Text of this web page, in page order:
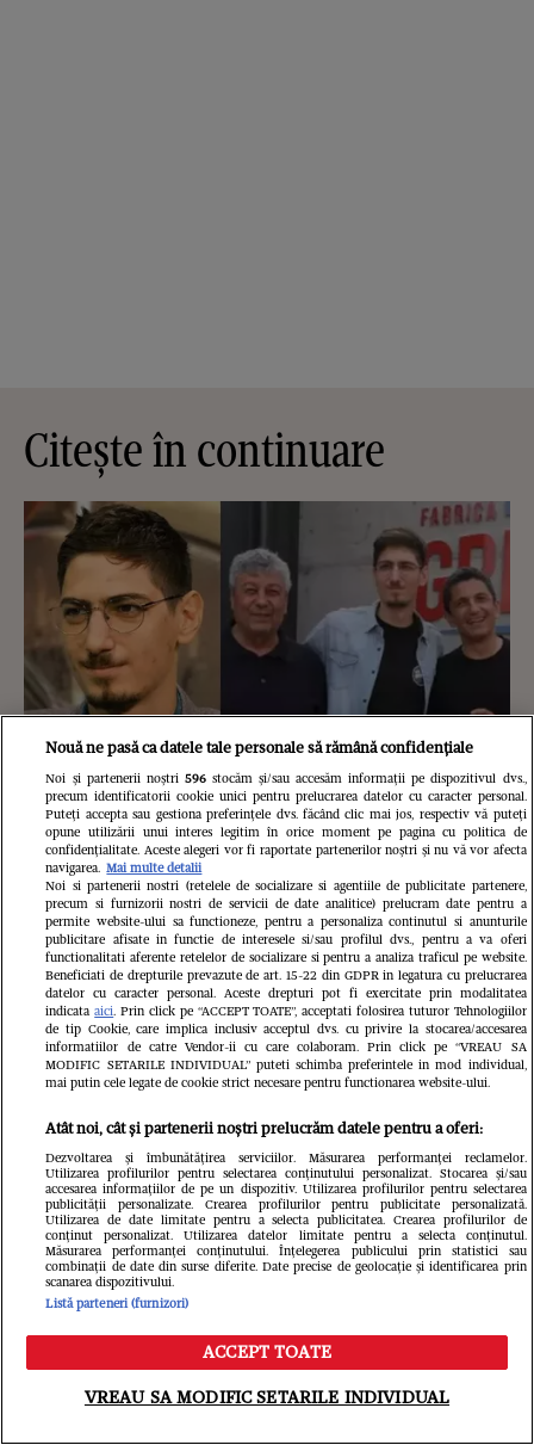
Citește în continuare
Nepotul lui Mircea Lucescu,
mărturisiri emoționante despre
bunicul său, la trei luni de la moartea
marelui antrenor: „Un om special,
extrem de apropiat de familie”
Meniu Caută
Nouă ne pasă ca datele tale personale să rămână confidențiale
Noi și partenerii noștri 596stocăm și/sau accesăm informații pe dispozitivul dvs.,
precum identificatorii cookie unici pentru prelucrarea datelor cu caracter personal.
Puteți accepta sau gestiona preferințele dvs. făcând clic mai jos, respectiv vă puteți
opune utilizării unui interes legitim în orice moment pe pagina cu politica de
confidențialitate. Aceste alegeri vor fi raportate partenerilor noștri și nu vă vor afecta
navigarea. Mai multe detalii
Noi si partenerii nostri (retelele de socializare si agentiile de publicitate partenere,
precum si furnizorii nostri de servicii de date analitice) prelucram date pentru a
permite website-ului sa functioneze, pentru a personaliza continutul si anunturile
publicitare afisate in functie de interesele si/sau profilul dvs., pentru a va oferi
functionalitati aferente retelelor de socializare si pentru a analiza traficul pe website.
Beneficiati de drepturile prevazute de art. 15-22 din GDPR in legatura cu prelucrarea
datelor cu caracter personal. Aceste drepturi pot fi exercitate prin modalitatea
indicataaici. Prin click pe “ACCEPT TOATE”, acceptati folosirea tuturor Tehnologiilor
de tip Cookie, care implica inclusiv acceptul dvs. cu privire la stocarea/accesarea
informatiilor de catre Vendor-ii cu care colaboram. Prin click pe “VREAU SA
MODIFIC SETARILE INDIVIDUAL” puteti schimba preferintele in mod individual,
mai putin cele legate de cookie strict necesare pentru functionarea website-ului.
Atât noi, cât și partenerii noștri prelucrăm datele pentru a oferi:
Dezvoltarea și îmbunătățirea serviciilor. Măsurarea performanței reclamelor.
Utilizarea profilurilor pentru selectarea conținutului personalizat. Stocarea și/sau
accesarea informațiilor de pe un dispozitiv. Utilizarea profilurilor pentru selectarea
publicității personalizate. Crearea profilurilor pentru publicitate personalizată.
Utilizarea de date limitate pentru a selecta publicitatea. Crearea profilurilor de
conținut personalizat. Utilizarea datelor limitate pentru a selecta conținutul.
Măsurarea performanței conținutului. Înțelegerea publicului prin statistici sau
combinații de date din surse diferite. Date precise de geolocație și identificarea prin
scanarea dispozitivului.
Listă parteneri (furnizori)
ACCEPT TOATE
VREAU SA MODIFIC SETARILE INDIVIDUAL